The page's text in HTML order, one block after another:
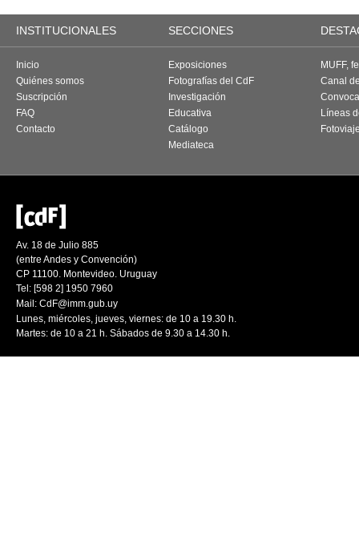
INSTITUCIONALES SECCIONES
Inicio
Quiénes somos
Suscripción
FAQ
Contacto
Exposiciones
Fotografías del CdF
Investigación
Educativa
Catálogo
Mediateca
MUFF,
Canal
Líneas
Av. 18 de Julio 885
(entre Andes y Convención)
CP 11100. Montevideo. Uruguay
Tel: [598 2] 1950 7960
Mail: CdF@imm.gub.uy
Lunes, miércoles, jueves, viernes: de 10 a 19.30 h.
Martes: de 10 a 21 h. Sábados de 9.30 a 14.30 h.